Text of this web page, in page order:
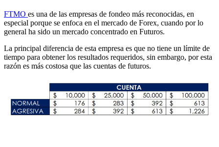
FTMO es una de las empresas de fondeo más reconocidas, en
especial porque se enfoca en el mercado de Forex, cuando por lo
general ha sido un mercado concentrado en Futuros.
La principal diferencia de esta empresa es que no tiene un límite de
tiempo para obtener los resultados requeridos, sin embargo, por esta
razón es más costosa que las cuentas de futuros.